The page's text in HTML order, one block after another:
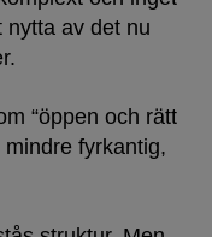
nytta av det nu
“öppen och rätt
fyrkantig,